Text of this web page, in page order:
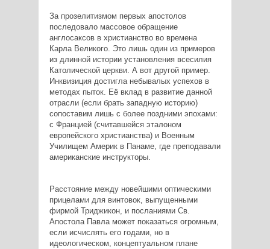
За прозелитизмом первых апостолов
последовало массовое обращение
англосаксов в христианство во времена
Карла Великого. Это лишь один из примеров
из длинной истории установления всесилия
Католической церкви. А вот другой пример.
Инквизиция достигла небывалых успехов в
методах пыток. Её вклад в развитие данной
отрасли (если брать западную историю)
сопоставим лишь с более поздними эпохами:
с Францией (считавшейся эталоном
европейского христианства) и Военным
Училищем Америк в Панаме, где преподавали
американские инструкторы.
Расстояние между новейшими оптическими
прицелами для винтовок, выпущенными
фирмой Триджикон, и посланиями Св.
Апостола Павла может показаться огромным,
если исчислять его годами, но в
идеологическом, концептуальном плане